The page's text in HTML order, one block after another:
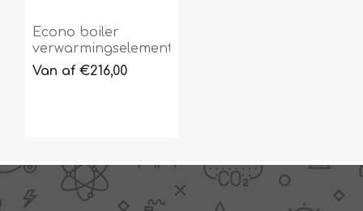
Econo boiler
verwarmingselement
Van af €216,00